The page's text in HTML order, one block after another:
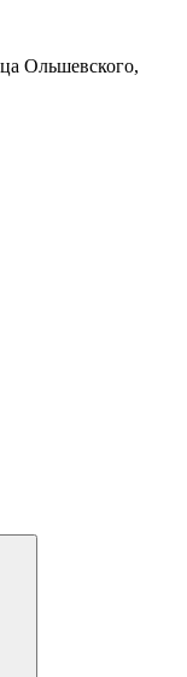
Ольшевского,